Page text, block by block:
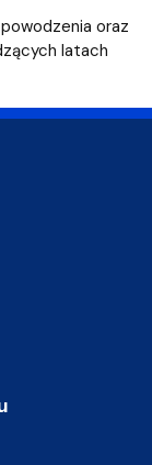
oraz
latach